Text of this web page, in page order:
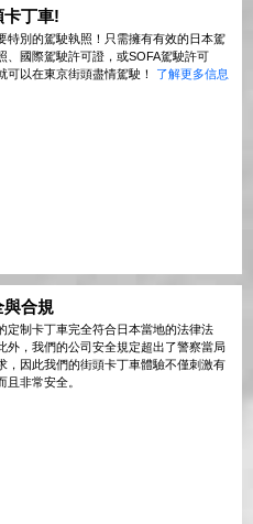
卡丁車!
特別的駕駛執照！只需擁有有效的日本駕
、國際駕駛許可證，或SOFA駕駛許可
可以在東京街頭盡情駕駛！ 了解更多信息
與合規
定制卡丁車完全符合日本當地的法律法
外，我們的公司安全規定超出了警察當局
，因此我們的街頭卡丁車體驗不僅刺激有
且非常安全。